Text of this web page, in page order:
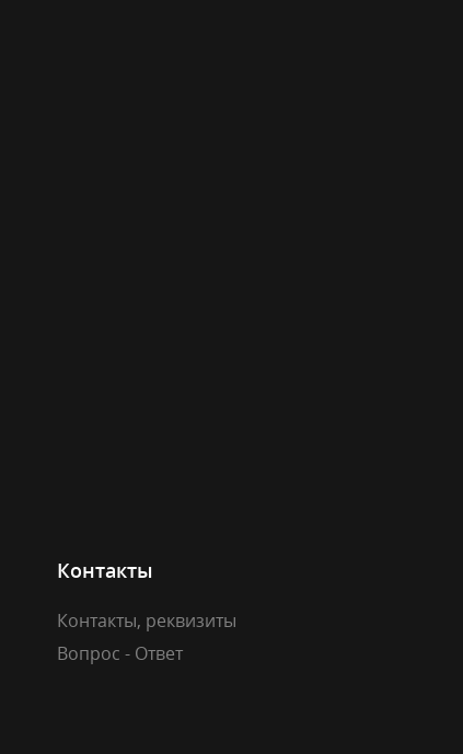
Контакты
Контакты, реквизиты
Вопрос - Ответ